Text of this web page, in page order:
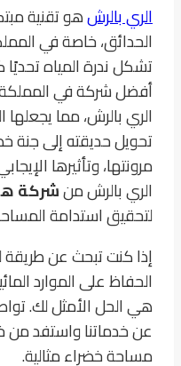
الري بالرشهو تقنية
الحدائق، خاصة في
تشكل ندرة المياه تحديًا
أفضل شركة في
الري بالرش، مما
تحويل حديقته إلى جنة
مرونتها، وتأثيرها
الري بالرش منشركة
لتحقيق استدامة
إذا كنت تبحث عن
الحفاظ على الموارد
هي الحل الأمثل لك.
عن خدماتنا واستفد من
مساحة خضراء مثالية.